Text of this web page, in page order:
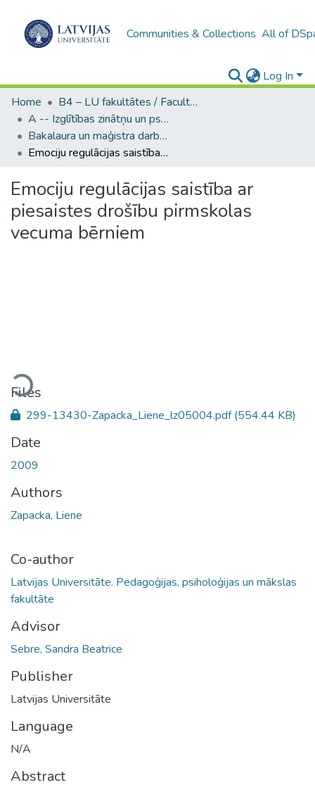
Communities & Collections All of
Log In
Home
B4 – LU fakultātes / Faculties of the UL
A -- Izglītības zinātņu un psiholoģijas fakultāte / Faculty of Education Sciences and Psychology
Bakalaura un maģistra darbi (PPMF) / Bachelor's and Master's theses
Emociju regulācijas saistība ar piesaistes drošību pirmskolas vecuma bērniem
Emociju regulācijas saistība ar
piesaistes drošību pirmskolas
vecuma bērniem
Loading...
Files
299-13430-Zapacka_Liene_lz05004.pdf(554.44 KB)
Date
2009
Authors
Zapacka, Liene
Co-author
Latvijas Universitāte. Pedagoģijas, psiholoģijas un mākslas
fakultāte
Advisor
Sebre, Sandra Beatrice
Publisher
Latvijas Universitāte
Language
N/A
Abstract